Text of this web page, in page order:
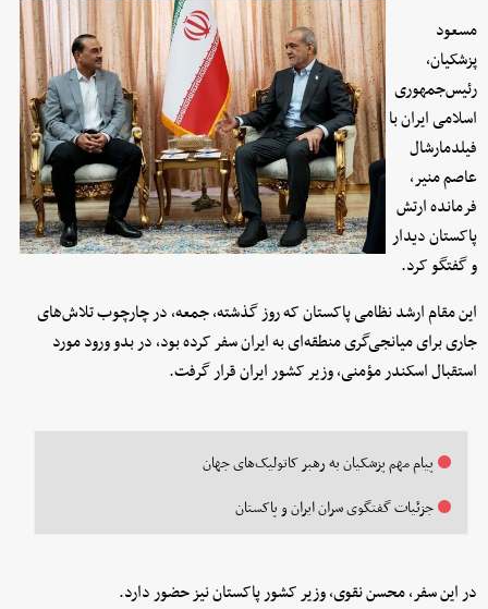
مسعود
پزشکیان،
رئیس‌جمهوری
اسلامی ایران با
فیلدمارشال
عاصم منیر،
فرمانده ارتش
پاکستان دیدار
و گفتگو کرد.
این مقام ارشد نظامی پاکستان که روز گذشته، جمعه، در چارچوب تلاش‌های
جاری برای میانجی‌گری منطقه‌ای به ایران سفر کرده بود، در بدو ورود مورد
استقبال اسکندر مؤمنی، وزیر کشور ایران قرار گرفت.
پیام مهم پزشکیان به رهبر کاتولیک‌های جهان
جزئیات گفتگوی سران ایران و پاکستان
در این سفر، محسن نقوی، وزیر کشور پاکستان نیز حضور دارد.